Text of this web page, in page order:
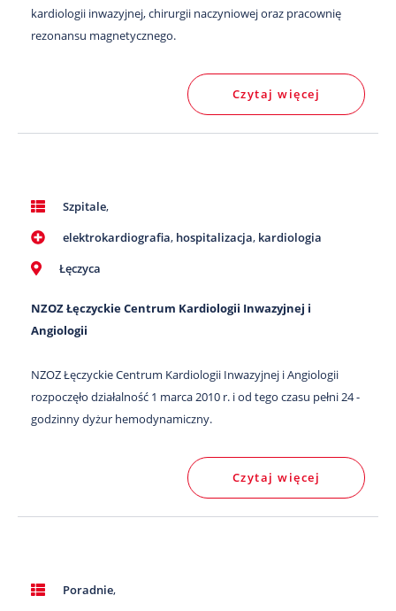
kardiologii inwazyjnej, chirurgii naczyniowej oraz pracownię
rezonansu magnetycznego.
Czytaj więcej
Szpitale,
elektrokardiografia, hospitalizacja, kardiologia
Łęczyca
NZOZ Łęczyckie Centrum Kardiologii Inwazyjnej i
Angiologii
NZOZ Łęczyckie Centrum Kardiologii Inwazyjnej i Angiologii
rozpoczęło działalność 1 marca 2010 r. i od tego czasu pełni 24 -
godzinny dyżur hemodynamiczny.
Czytaj więcej
Poradnie,